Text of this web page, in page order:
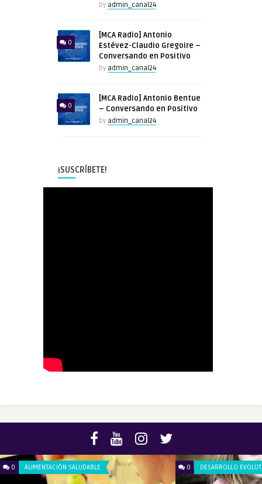
by admin_canal24
0
[MCA Radio] Antonio
Estévez-Claudio Gregoire –
Conversando en Positivo
by admin_canal24
0
[MCA Radio] Antonio Bentue
– Conversando en Positivo
by admin_canal24
¡SUSCRÍBETE!
0 ALIMENTACIÓN SALUDABLE 0 DESARROLLO